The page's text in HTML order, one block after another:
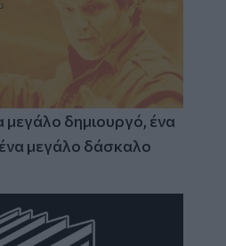
μεγάλο δημιουργό, ένα
μεγάλο δάσκαλο